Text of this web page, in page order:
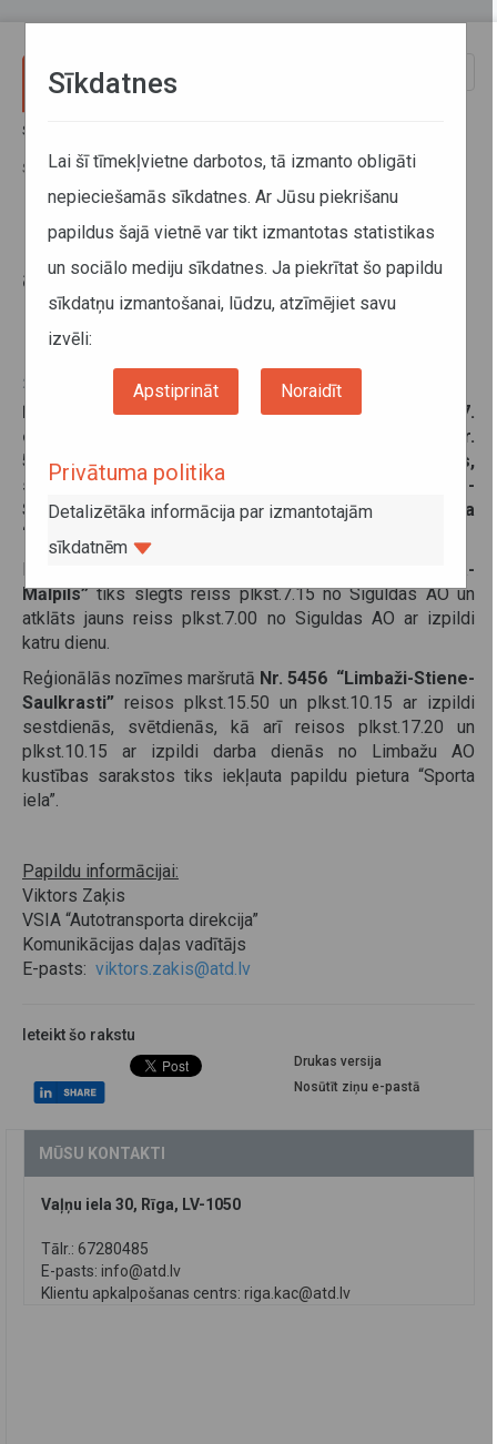
Sākums
Sigulda tiks veiktas nelielas izmaiņas
No 27. oktobra reģionālo
autobusu maršrutu tīklu daļā
Limbaži, Sigulda tiks veiktas
nelielas izmaiņas
24. oktobris 2025
Ņemot vērā pasažieru ierosinājumus, no šī gada 27.
oktobra tiks veiktas izmaiņas reģionālā autobusu Nr.
5591 “Sigulda-Mālpils” atiešanas/ pienākšanas laikos,
savukārt maršruta Nr. 5456 “Limbaži-Stiene-
Saulkrasti” atsevišķos reisos iekļauta papildu pietura
“Sporta iela”.
Nr. 5591 “Sigulda-
Mālpils”tiks slēgts reiss plkst.7.15 no Siguldas AO un
atklāts jauns reiss plkst.7.00 no Siguldas AO ar izpildi
katru dienu.
Reģionālās nozīmes maršrutā Nr. 5456 “Limbaži-Stiene-
Saulkrasti” reisos plkst.15.50 un plkst.10.15 ar izpildi
sestdienās, svētdienās, kā arī reisos plkst.17.20 un
plkst.10.15 ar izpildi darba dienās no Limbažu AO
kustības sarakstos tiks iekļauta papildu pietura “Sporta
iela”.
Papildu informācijai:
Viktors Zaķis
VSIA “Autotransporta direkcija”
Komunikācijas daļas vadītājs
E-pasts: viktors.zakis@atd.lv
Ieteikt šo rakstu
Drukas versija
Nosūtīt ziņu e-pastā
MŪSU KONTAKTI
Vaļņu iela 30, Rīga, LV-1050
Tālr.: 67280485
E-pasts: info@atd.lv
Klientu apkalpošanas centrs: riga.kac@atd.lv
Sīkdatnes
Lai šī tīmekļvietne darbotos, tā izmanto obligāti
nepieciešamās sīkdatnes. Ar Jūsu piekrišanu
papildus šajā vietnē var tikt izmantotas statistikas
un sociālo mediju sīkdatnes. Ja piekrītat šo papildu
sīkdatņu izmantošanai, lūdzu, atzīmējiet savu
izvēli:
Apstiprināt Noraidīt
Privātuma politika
Detalizētāka informācija par izmantotajām
sīkdatnēm